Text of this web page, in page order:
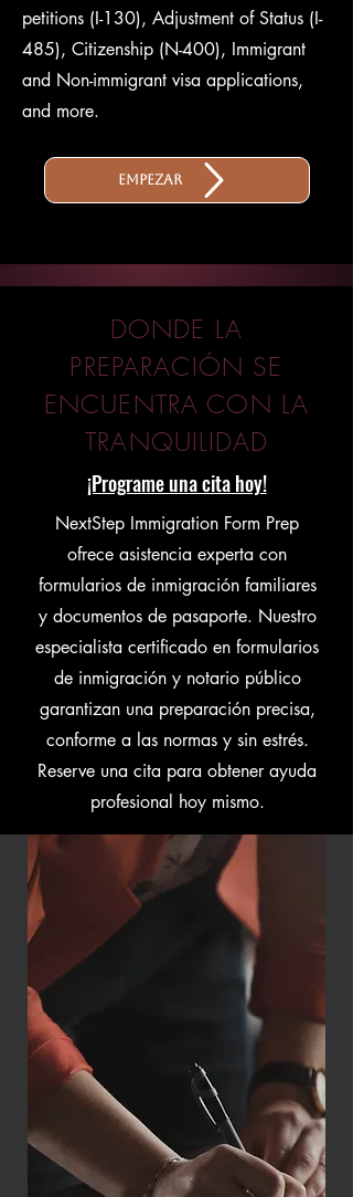
petitions (I-130), Adjustment of Status (I-
485), Citizenship (N-400), Immigrant
and Non-immigrant visa applications,
and more.
Empezar
DONDE LA
PREPARACIÓN SE
ENCUENTRA CON LA
TRANQUILIDAD
¡Programe una cita hoy!
NextStep Immigration Form Prep
ofrece asistencia experta con
formularios de inmigración familiares
y documentos de pasaporte. Nuestro
especialista certificado en formularios
de inmigración y notario público
garantizan una preparación precisa,
conforme a las normas y sin estrés.
Reserve una cita para obtener ayuda
profesional hoy mismo.